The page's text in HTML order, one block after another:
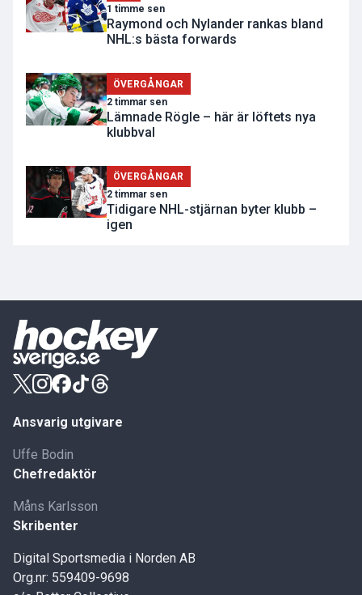
1 timme sen
Raymond och Nylander rankas bland
NHL:s bästa forwards
ÖVERGÅNGAR
2 timmar sen
Lämnade Rögle – här är löftets nya
klubbval
ÖVERGÅNGAR
2 timmar sen
Tidigare NHL-stjärnan byter klubb –
igen
Ansvarig utgivare
Uffe Bodin
Chefredaktör
Måns Karlsson
Skribenter
Digital Sportsmedia i Norden AB
Org.nr: 559409-9698